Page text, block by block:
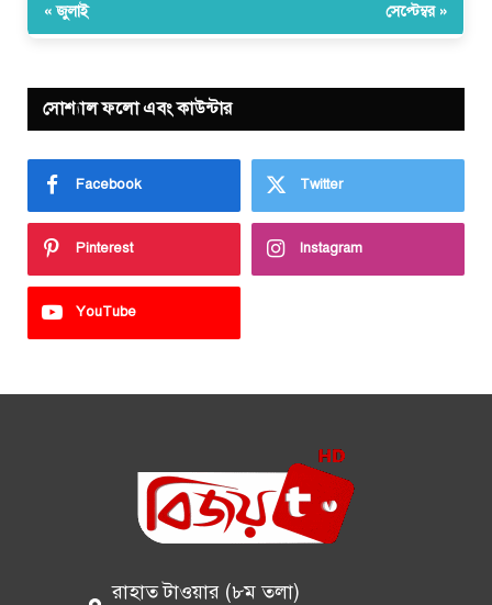
« জুলাই সেপ্টেম্বর »
সোশ্যাল ফলো এবং কাউন্টার
Facebook Twitter
Pinterest Instagram
YouTube
রাহাত টাওয়ার (৮ম তলা)